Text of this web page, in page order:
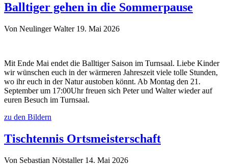
Balltiger gehen in die Sommerpause
Von Neulinger Walter 19. Mai 2026
Mit Ende Mai endet die Balltiger Saison im Turnsaal. Liebe Kinder
wir wünschen euch in der wärmeren Jahreszeit viele tolle Stunden,
wo ihr euch in der Natur austoben könnt. Ab Montag den 21.
September um 17:00Uhr freuen sich Peter und Walter wieder auf
euren Besuch im Turnsaal.
zu den Bildern
Tischtennis Ortsmeisterschaft
Von Sebastian Nötstaller 14. Mai 2026